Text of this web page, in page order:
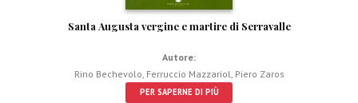
Santa Augusta vergine e martire di Serravalle
Autore:
Rino Bechevolo Ferruccio Mazzariol Piero Zaros
PER SAPERNE DI PIÙ